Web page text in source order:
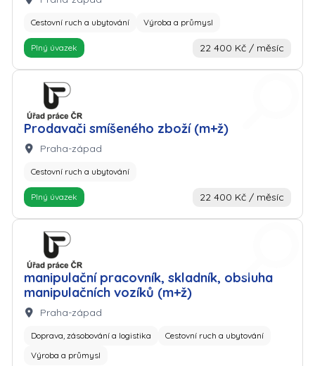
Cestovní ruch a ubytování Výroba a průmysl
Plný úvazek 22 400 Kč / měsíc
Prodavači smíšeného zboží (m+ž)
Zaměstnavatel: Úřad práce
Lokalita:
Praha-západ
Cestovní ruch a ubytování
Plný úvazek 22 400 Kč / měsíc
manipulační pracovník, skladník, obsluha
manipulačních vozíků (m+ž)
Zaměstnavatel: Úřad práce
Lokalita:
Praha-západ
Doprava, zásobování a logistika
Cestovní ruch a ubytování
Výroba a průmysl